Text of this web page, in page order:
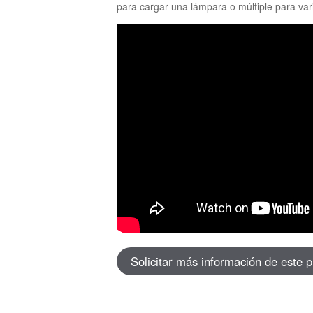
para cargar una lámpara o múltiple para
Solicitar más información de este